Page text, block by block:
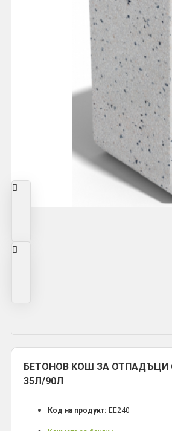
БЕТОНОВ КОШ ЗА ОТПАДЪЦИ
35Л/90Л
Код на продукт: EE240